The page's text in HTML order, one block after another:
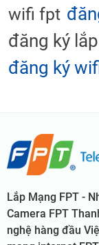
wifi fpt
đăng ký
đăng ký
Lắp Mạng FPT -
Camera FPT
nghệ hàng đầu